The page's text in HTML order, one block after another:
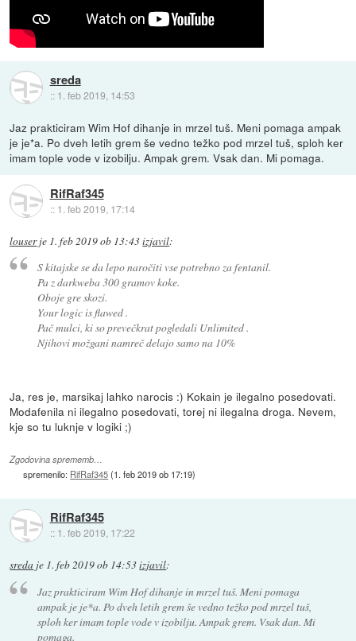
sreda
:: 1. feb 2019, 14:53
Jaz prakticiram Wim Hof dihanje in mrzel tuš. Meni pomaga ampak
je je*a. Po dveh letih grem še vedno težko pod mrzel tuš, sploh ker
imam tople vode v izobilju. Ampak grem. Vsak dan. Mi pomaga.
RifRaf345
:: 1. feb 2019, 17:14
louserje 1. feb 2019 ob 13:43izjavil:
S kitajske se da lepo naročiti vse potrebno za fentanil.
Pa z darkweba 300 gramov koke.
Oboje gre skozi.
Your logic is flawed .
Pač mulci, ki so prevečkrat pogledali Unlimited .
Njihovi možgani namreč delajo samo na 10%
Ja, res je, marsikaj lahko narocis :) Kokain je ilegalno posedovati.
Modafenila ni ilegalno posedovati, torej ni ilegalna droga. Nevem,
kje so tu luknje v logiki ;)
Zgodovina sprememb…
spremenilo: RifRaf345(1. feb 2019 ob 17:19)
RifRaf345
:: 1. feb 2019, 17:22
sreda je 1. feb 2019 ob 14:53izjavil:
Jaz prakticiram Wim Hof dihanje in mrzel tuš. Meni pomaga
ampak je je*a. Po dveh letih grem še vedno težko pod mrzel tuš,
sploh ker imam tople vode v izobilju. Ampak grem. Vsak dan. Mi
pomaga.